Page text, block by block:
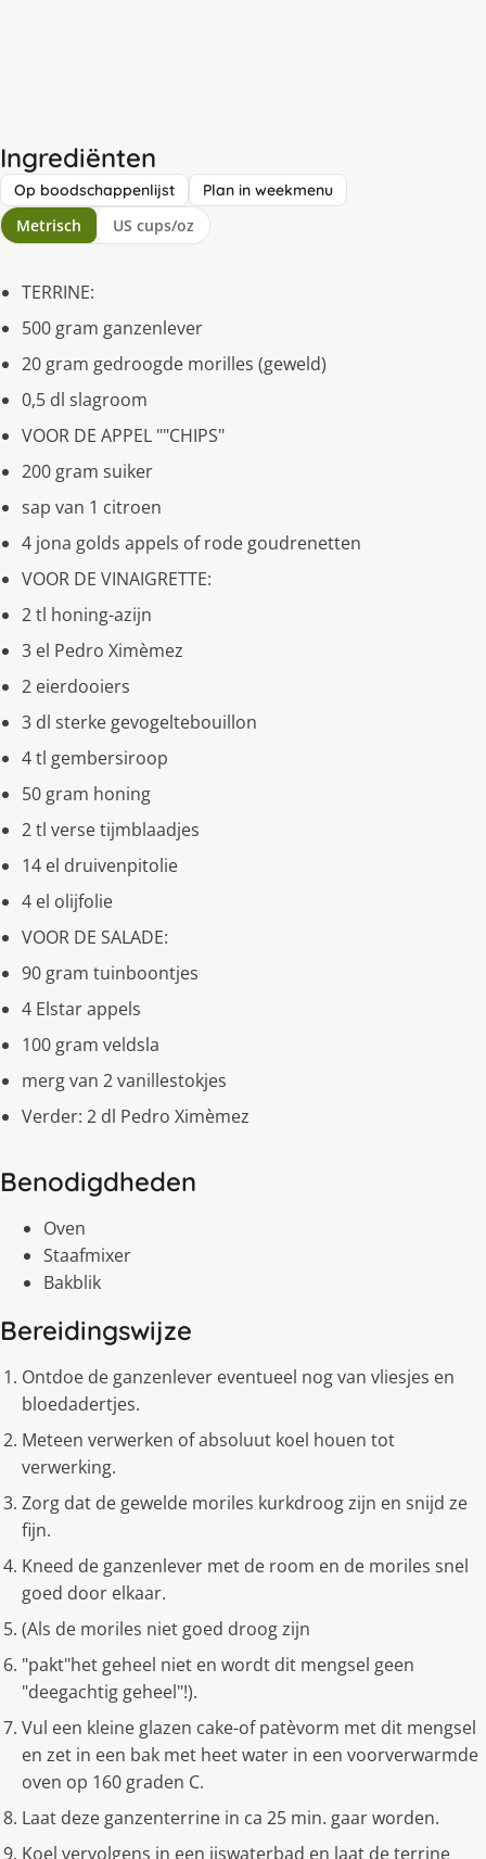
Ingrediënten
Op boodschappenlijst Plan in weekmenu
Metrisch US cups/oz
TERRINE:
500 gram ganzenlever
20 gram gedroogde morilles (geweld)
0,5 dl slagroom
VOOR DE APPEL ""CHIPS"
200 gram suiker
sap van 1 citroen
4 jona golds appels of rode goudrenetten
VOOR DE VINAIGRETTE:
2 tl honing-azijn
3 el Pedro Ximèmez
2 eierdooiers
3 dl sterke gevogeltebouillon
4 tl gembersiroop
50 gram honing
2 tl verse tijmblaadjes
14 el druivenpitolie
4 el olijfolie
VOOR DE SALADE:
90 gram tuinboontjes
4 Elstar appels
100 gram veldsla
merg van 2 vanillestokjes
Verder: 2 dl Pedro Ximèmez
Benodigdheden
Oven
Staafmixer
Bakblik
Bereidingswijze
Ontdoe de ganzenlever eventueel nog van vliesjes en
bloedadertjes.
Meteen verwerken of absoluut koel houen tot
verwerking.
Zorg dat de gewelde moriles kurkdroog zijn en snijd ze
fijn.
Kneed de ganzenlever met de room en de moriles snel
goed door elkaar.
(Als de moriles niet goed droog zijn
"pakt"het geheel niet en wordt dit mengsel geen
"deegachtig geheel"!).
Vul een kleine glazen cake-of patèvorm met dit mengsel
en zet in een bak met heet water in een voorverwarmde
oven op 160 graden C.
Laat deze ganzenterrine in ca 25 min. gaar worden.
Koel vervolgens in een ijswaterbad en laat de terrine